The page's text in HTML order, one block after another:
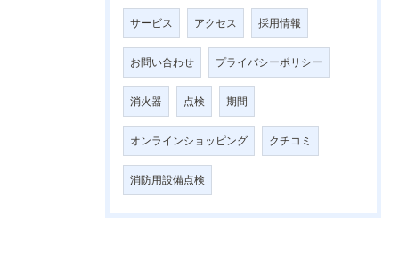
サービス アクセス 採用情報
お問い合わせ プライバシーポリシー
消火器 点検 期間
オンラインショッピング クチコミ
消防用設備点検